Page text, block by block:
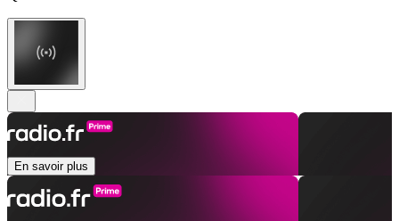
En savoir plus